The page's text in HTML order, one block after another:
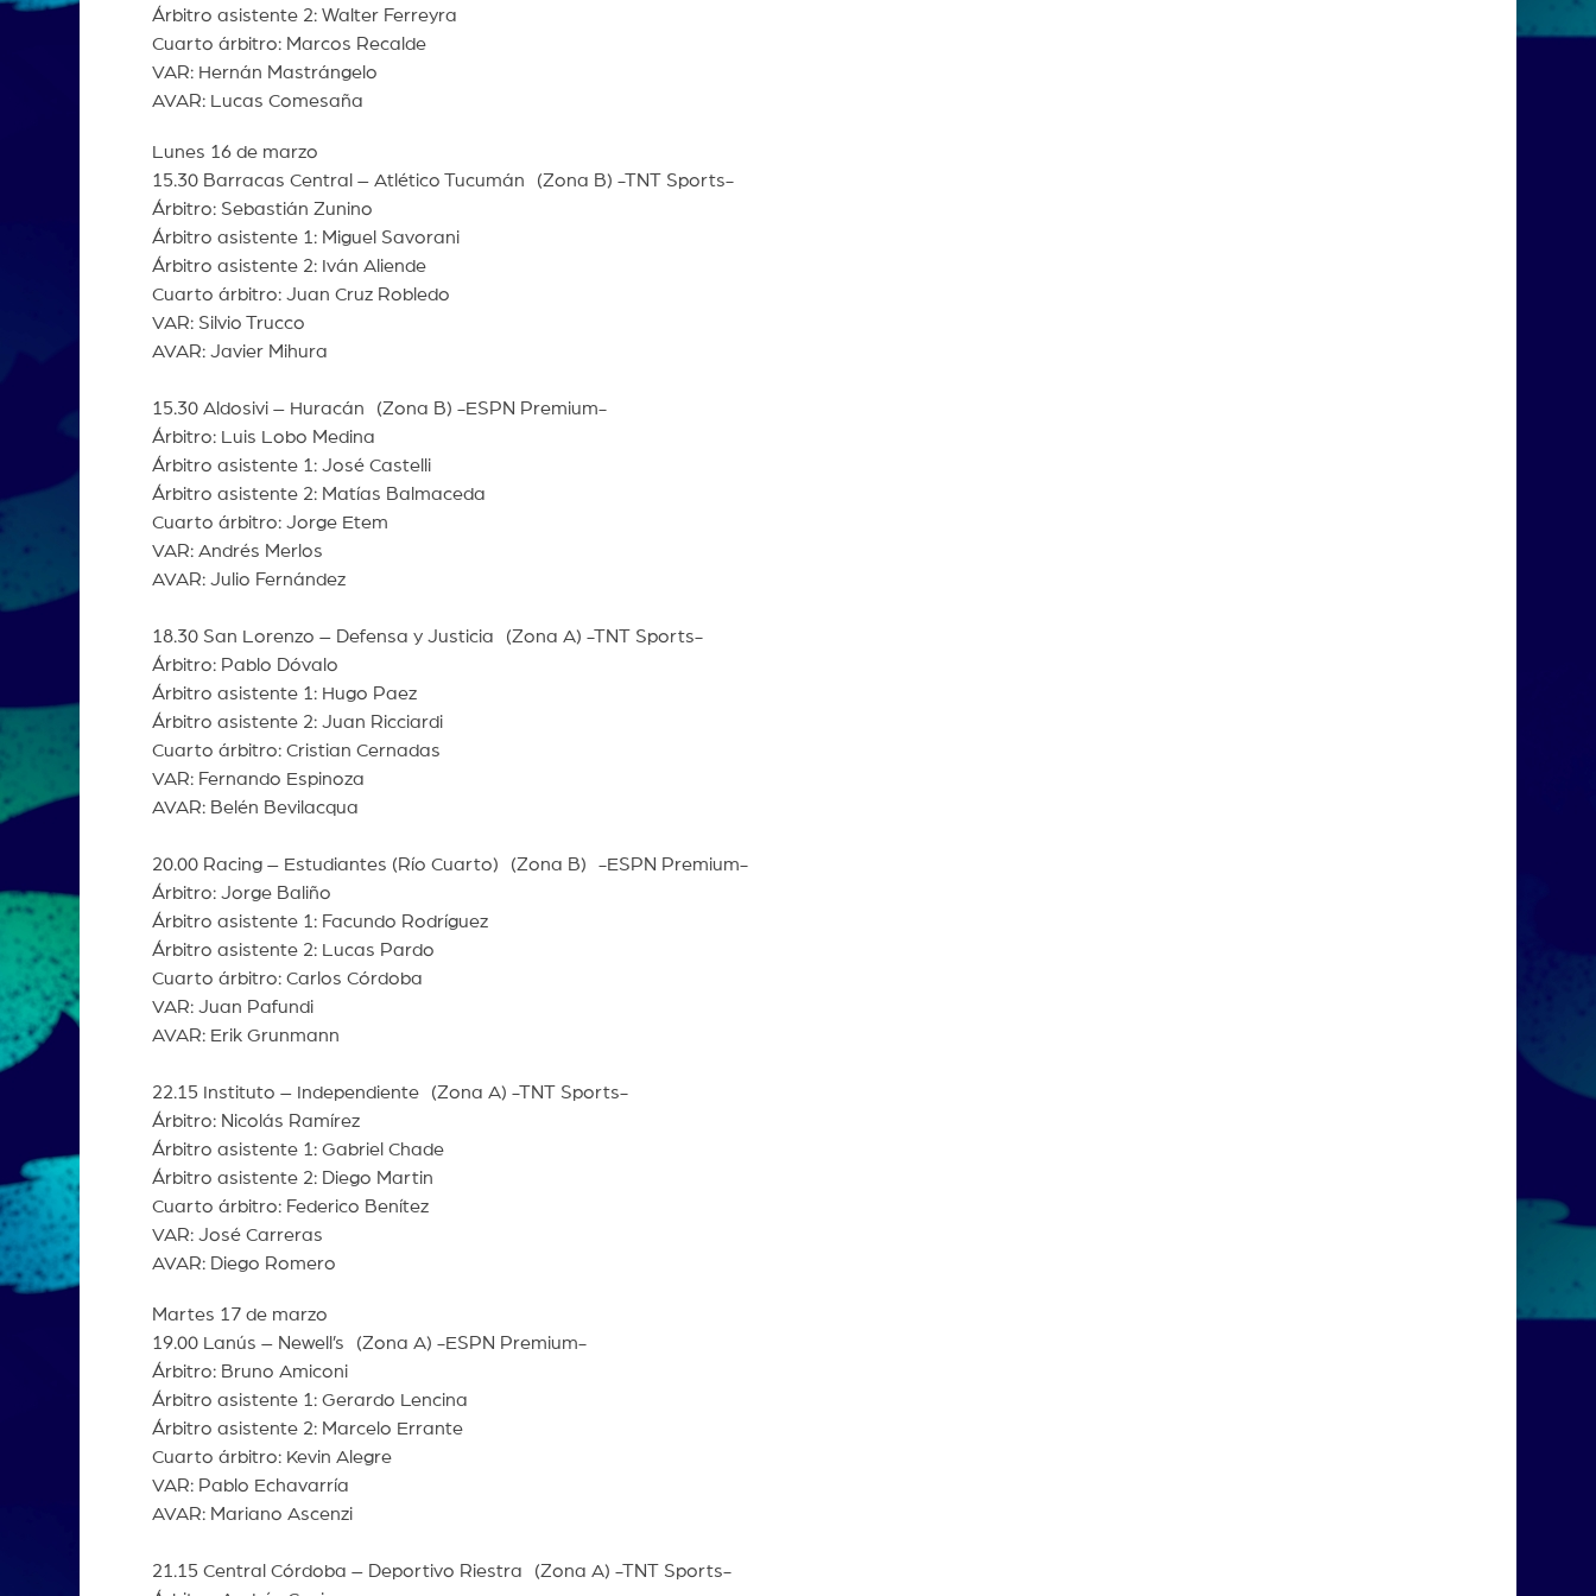
Árbitro asistente 2: Walter Ferreyra
Cuarto árbitro: Marcos Recalde
VAR: Hernán Mastrángelo
AVAR: Lucas Comesaña
Lunes 16 de marzo
15.30 Barracas Central – Atlético Tucumán (Zona B) -TNT Sports-
Árbitro: Sebastián Zunino
Árbitro asistente 1: Miguel Savorani
Árbitro asistente 2: Iván Aliende
Cuarto árbitro: Juan Cruz Robledo
VAR: Silvio Trucco
AVAR: Javier Mihura
15.30 Aldosivi – Huracán (Zona B) -ESPN Premium-
Árbitro: Luis Lobo Medina
Árbitro asistente 1: José Castelli
Árbitro asistente 2: Matías Balmaceda
Cuarto árbitro: Jorge Etem
VAR: Andrés Merlos
AVAR: Julio Fernández
18.30 San Lorenzo – Defensa y Justicia (Zona A) -TNT Sports-
Árbitro: Pablo Dóvalo
Árbitro asistente 1: Hugo Paez
Árbitro asistente 2: Juan Ricciardi
Cuarto árbitro: Cristian Cernadas
VAR: Fernando Espinoza
AVAR: Belén Bevilacqua
20.00 Racing – Estudiantes (Río Cuarto) (Zona B) -ESPN Premium-
Árbitro: Jorge Baliño
Árbitro asistente 1: Facundo Rodríguez
Árbitro asistente 2: Lucas Pardo
Cuarto árbitro: Carlos Córdoba
VAR: Juan Pafundi
AVAR: Erik Grunmann
22.15 Instituto – Independiente (Zona A) -TNT Sports-
Árbitro: Nicolás Ramírez
Árbitro asistente 1: Gabriel Chade
Árbitro asistente 2: Diego Martin
Cuarto árbitro: Federico Benítez
VAR: José Carreras
AVAR: Diego Romero
Martes 17 de marzo
19.00 Lanús – Newell’s (Zona A) -ESPN Premium-
Árbitro: Bruno Amiconi
Árbitro asistente 1: Gerardo Lencina
Árbitro asistente 2: Marcelo Errante
Cuarto árbitro: Kevin Alegre
VAR: Pablo Echavarría
AVAR: Mariano Ascenzi
21.15 Central Córdoba – Deportivo Riestra (Zona A) -TNT Sports-